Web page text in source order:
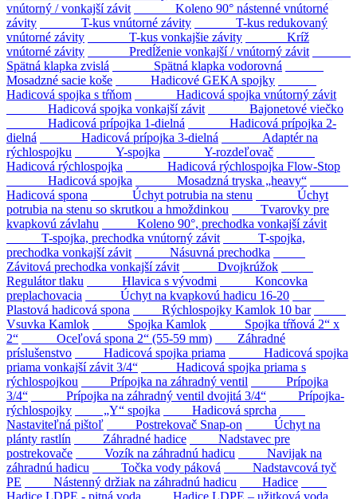
vnútorný / vonkajší závit
Koleno 90° nástenné vnútorné
závity
T-kus vnútorné závity
T-kus redukovaný
vnútorné závity
T-kus vonkajšie závity
Kríž
vnútorné závity
Predĺženie vonkajší / vnútorný závit
Spätná klapka zvislá
Spätná klapka vodorovná
Mosadzné sacie koše
Hadicové GEKA spojky
Hadicová spojka s tŕňom
Hadicová spojka vnútorný závit
Hadicová spojka vonkajší závit
Bajonetové viečko
Hadicová prípojka 1-dielná
Hadicová prípojka 2-
dielná
Hadicová prípojka 3-dielná
Adaptér na
rýchlospojku
Y-spojka
Y-rozdeľovač
Hadicová rýchlospojka
Hadicová rýchlospojka Flow-Stop
Hadicová spojka
Mosadzná tryska „heavy“
Hadicová spona
Úchyt potrubia na stenu
Úchyt
potrubia na stenu so skrutkou a hmoždinkou
Tvarovky pre
kvapkovú závlahu
Koleno 90°, prechodka vonkajší závit
T-spojka, prechodka vnútorný závit
T-spojka,
prechodka vonkajší závit
Násuvná prechodka
Závitová prechodka vonkajší závit
Dvojkrúžok
Regulátor tlaku
Hlavica s vývodmi
Koncovka
preplachovacia
Úchyt na kvapkovú hadicu 16-20
Plastová hadicová spona
Rýchlospojky Kamlok 10 bar
Vsuvka Kamlok
Spojka Kamlok
Spojka tŕňová 2“ x
2“
Oceľová spona 2“ (55-59 mm)
Záhradné
príslušenstvo
Hadicová spojka priama
Hadicová spojka
priama vonkajší závit 3/4“
Hadicová spojka priama s
rýchlospojkou
Prípojka na záhradný ventil
Prípojka
3/4“
Prípojka na záhradný ventil dvojitá 3/4“
Prípojka-
rýchlospojky
„Y“ spojka
Hadicová sprcha
Nastaviteľná pištoľ
Postrekovač Snap-on
Úchyt na
plánty rastlín
Záhradné hadice
Nadstavec pre
postrekovače
Vozík na záhradnú hadicu
Navijak na
záhradnú hadicu
Točka vody páková
Nadstavcová tyč
PE
Nástenný držiak na záhradnú hadicu
Hadice
Hadice LDPE - pitná voda
Hadice LDPE – užitková voda